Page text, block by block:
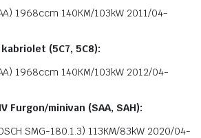
1968ccm 140KM/103kW 2011/04-
kabriolet (5C7, 5C8):
1968ccm 140KM/103kW 2012/04-
Furgon/minivan (SAA, SAH):
SMG-180.1.3) 113KM/83kW 2020/04-